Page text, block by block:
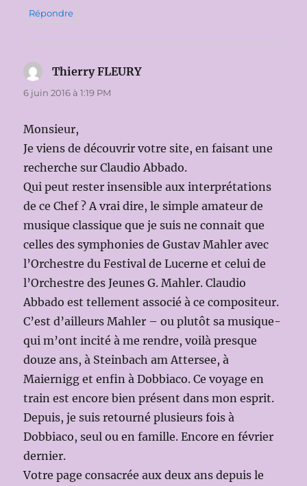
Répondre
Thierry FLEURYdit :
6 juin 2016 à 1:19 PM
Monsieur,
Je viens de découvrir votre site, en faisant une
recherche sur Claudio Abbado.
Qui peut rester insensible aux interprétations
de ce Chef ? A vrai dire, le simple amateur de
musique classique que je suis ne connait que
celles des symphonies de Gustav Mahler avec
l’Orchestre du Festival de Lucerne et celui de
l’Orchestre des Jeunes G. Mahler. Claudio
Abbado est tellement associé à ce compositeur.
C’est d’ailleurs Mahler – ou plutôt sa musique-
qui m’ont incité à me rendre, voilà presque
douze ans, à Steinbach am Attersee, à
Maiernigg et enfin à Dobbiaco. Ce voyage en
train est encore bien présent dans mon esprit.
Depuis, je suis retourné plusieurs fois à
Dobbiaco, seul ou en famille. Encore en février
dernier.
Votre page consacrée aux deux ans depuis le